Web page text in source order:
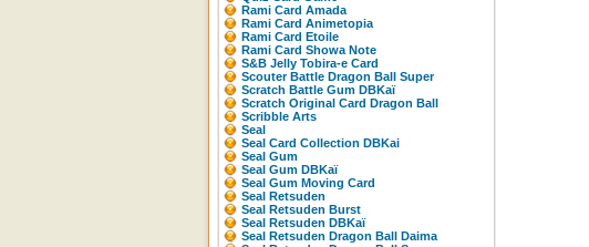
Rami Card Amada
Rami Card Animetopia
Rami Card Etoile
Rami Card Showa Note
S&B Jelly Tobira-e Card
Scouter Battle Dragon Ball Super
Scratch Battle Gum DBKaï
Scratch Original Card Dragon Ball
Scribble Arts
Seal
Seal Card Collection DBKai
Seal Gum
Seal Gum DBKaï
Seal Gum Moving Card
Seal Retsuden
Seal Retsuden Burst
Seal Retsuden DBKaï
Seal Retsuden Dragon Ball Daima